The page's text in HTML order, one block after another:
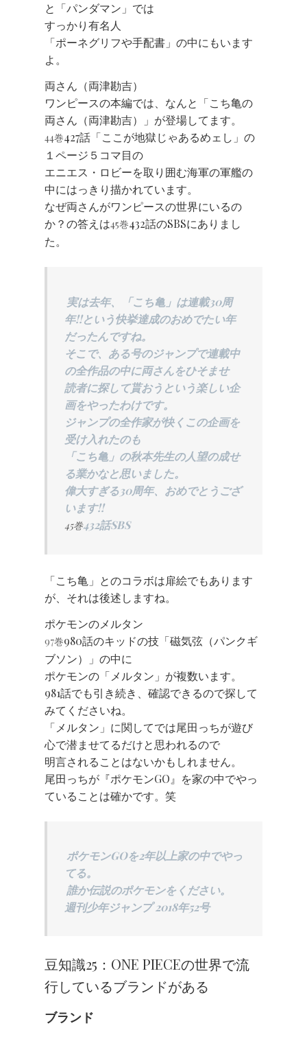
と「パンダマン」では
すっかり有名人
「ポーネグリフや手配書」の中にもいます
よ。
両さん（両津勘吉）
ワンピースの本編では、なんと「こち亀の
両さん（両津勘吉）」が登場してます。
44巻427話「ここが地獄じゃあるめェし」の
１ページ５コマ目の
エニエス・ロビーを取り囲む海軍の軍艦の
中にはっきり描かれています。
なぜ両さんがワンピースの世界にいるの
か？の答えは45巻432話のSBSにありまし
た。
実は去年、「こち亀」は連載30周
年!!という快挙達成のおめでたい年
だったんですね。
そこで、ある号のジャンプで連載中
の全作品の中に両さんをひそませ
読者に探して貰おうという楽しい企
画をやったわけです。
ジャンプの全作家が快くこの企画を
受け入れたのも
「こち亀」の秋本先生の人望の成せ
る業かなと思いました。
偉大すぎる30周年、おめでとうござ
います!!
45巻432話SBS
「こち亀」とのコラボは扉絵でもあります
が、それは後述しますね。
ポケモンのメルタン
97巻980話のキッドの技「磁気弦（パンクギ
ブソン）」の中に
ポケモンの「メルタン」が複数います。
981話でも引き続き、確認できるので探して
みてくださいね。
「メルタン」に関してでは尾田っちが遊び
心で潜ませてるだけと思われるので
明言されることはないかもしれません。
尾田っちが『ポケモンGO』を家の中でやっ
ていることは確かです。笑
ポケモンGOを2年以上家の中でやっ
てる。
誰か伝説のポケモンをください。
週刊少年ジャンプ 2018年52号
豆知識25：ONE PIECEの世界で流
行しているブランドがある
ブランド